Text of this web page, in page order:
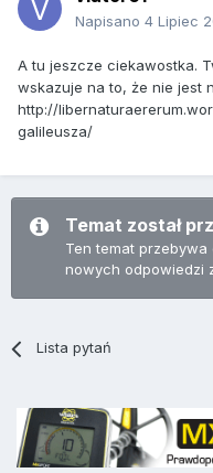
Napisano 4 Lipiec
A tu jeszcze ciekawostka.
wskazuje na to, że nie jest
http://
galileusza/
Temat został
Ten temat
nowych odpowiedzi
Lista pytań